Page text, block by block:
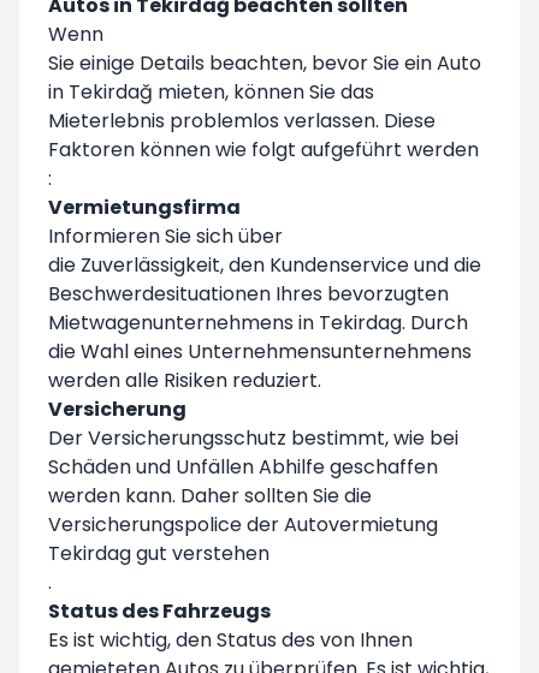
Wenn
Sie einige Details beachten, bevor Sie ein Auto
in Tekirdağ mieten, können Sie das
Mieterlebnis problemlos verlassen. Diese
Faktoren können wie folgt aufgeführt werden
:
Vermietungsfirma
Informieren Sie sich über
die Zuverlässigkeit, den Kundenservice und die
Beschwerdesituationen Ihres bevorzugten
Mietwagenunternehmens in Tekirdag. Durch
die Wahl eines Unternehmensunternehmens
werden alle Risiken reduziert.
Versicherung
Der Versicherungsschutz bestimmt, wie bei
Schäden und Unfällen Abhilfe geschaffen
werden kann. Daher sollten Sie die
Versicherungspolice der Autovermietung
Tekirdag gut verstehen
.
Status des Fahrzeugs
Es ist wichtig, den Status des von Ihnen